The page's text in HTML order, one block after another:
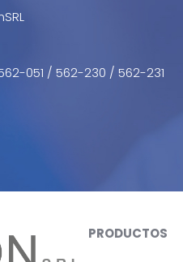
051 / 562-230 / 562-231
PRODUCTOS